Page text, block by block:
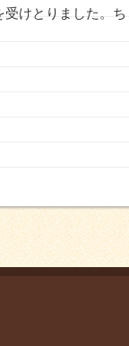
けとりました。